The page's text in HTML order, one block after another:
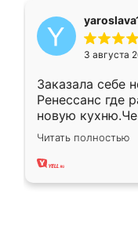
3 августа
Заказала себе
Ренессанс где
новую
вполне
два года,
Читать полностью